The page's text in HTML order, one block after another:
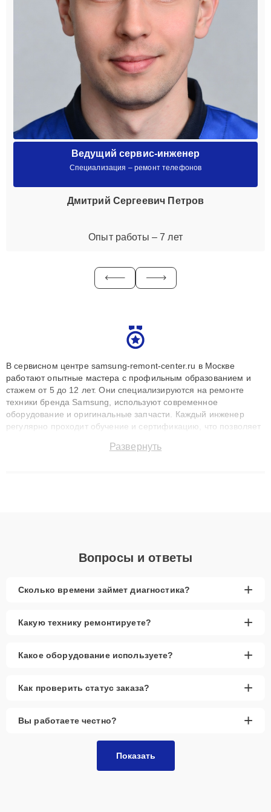
Ведущий сервис-инженер
Специализация – ремонт телефонов
Дмитрий Сергеевич Петров
Опыт работы – 7 лет
В сервисном центре samsung-remont-center.ru в Москве
работают опытные мастера с профильным образованием и
стажем от 5 до 12 лет. Они специализируются на ремонте
техники бренда Samsung, используют современное
оборудование и оригинальные запчасти. Каждый инженер
регулярно проходит обучение и сертификацию, что позволяет
технику с сохранением гарантии до 3 лет. Наши мастера
Развернуть
Вопросы и ответы
Сколько времени займет диагностика? +
Какую технику ремонтируете? +
Какое оборудование используете? +
Как проверить статус заказа? +
Вы работаете честно? +
Показать